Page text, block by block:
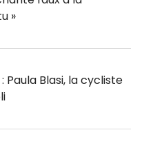
»
Paula Blasi, la cycliste